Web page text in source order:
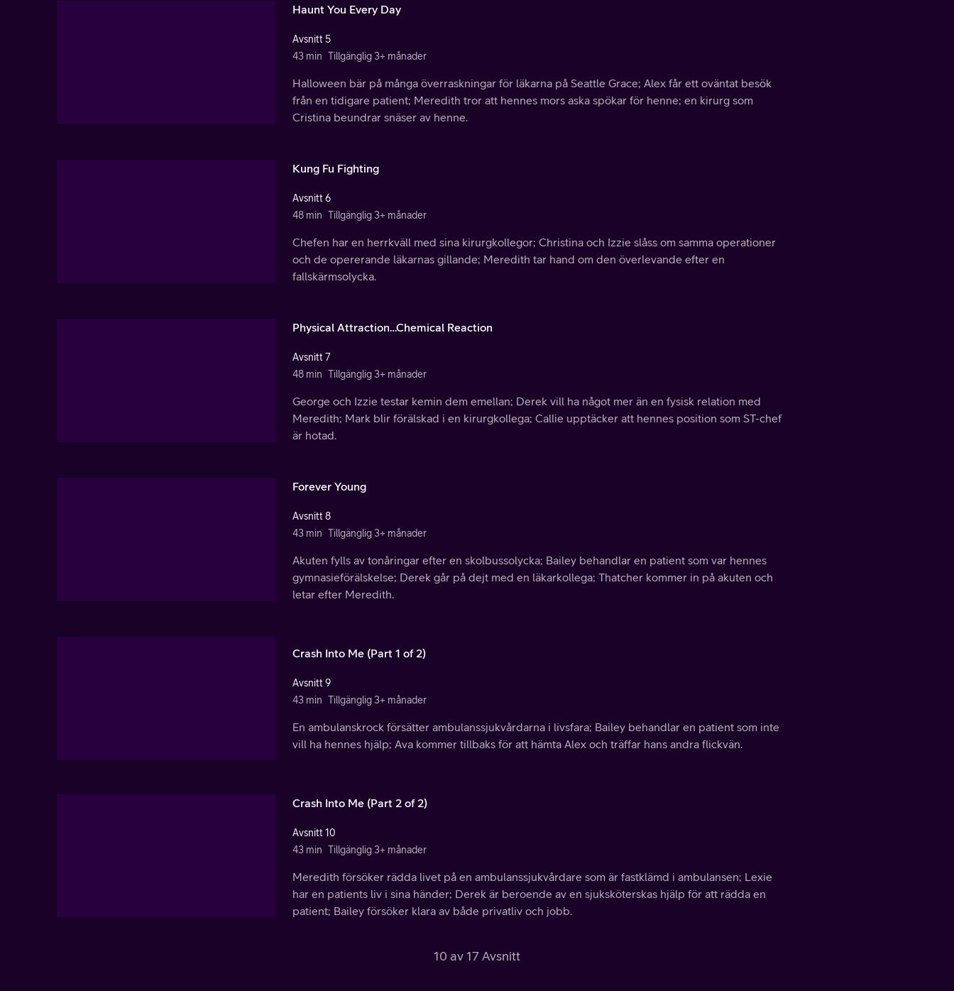
Haunt You Every Day
Avsnitt 5
43 min Tillgänglig 3+ månader
Halloween bär på många överraskningar för läkarna på Seattle Grace; Alex får ett oväntat besök
från en tidigare patient; Meredith tror att hennes mors aska spökar för henne; en kirurg som
Cristina beundrar snäser av henne.
Kung Fu Fighting
Avsnitt 6
48 min Tillgänglig 3+ månader
Chefen har en herrkväll med sina kirurgkollegor; Christina och Izzie slåss om samma operationer
och de opererande läkarnas gillande; Meredith tar hand om den överlevande efter en
fallskärmsolycka.
Physical Attraction…Chemical Reaction
Avsnitt 7
48 min Tillgänglig 3+ månader
George och Izzie testar kemin dem emellan; Derek vill ha något mer än en fysisk relation med
Meredith; Mark blir förälskad i en kirurgkollega; Callie upptäcker att hennes position som ST-chef
är hotad.
Forever Young
Avsnitt 8
43 min Tillgänglig 3+ månader
Akuten fylls av tonåringar efter en skolbussolycka; Bailey behandlar en patient som var hennes
gymnasieförälskelse; Derek går på dejt med en läkarkollega; Thatcher kommer in på akuten och
letar efter Meredith.
Crash Into Me (Part 1 of 2)
Avsnitt 9
43 min Tillgänglig 3+ månader
En ambulanskrock försätter ambulanssjukvårdarna i livsfara; Bailey behandlar en patient som inte
vill ha hennes hjälp; Ava kommer tillbaks för att hämta Alex och träffar hans andra flickvän.
Crash Into Me (Part 2 of 2)
Avsnitt 10
43 min Tillgänglig 3+ månader
Meredith försöker rädda livet på en ambulanssjukvårdare som är fastklämd i ambulansen; Lexie
har en patients liv i sina händer; Derek är beroende av en sjuksköterskas hjälp för att rädda en
patient; Bailey försöker klara av både privatliv och jobb.
10 av 17 Avsnitt